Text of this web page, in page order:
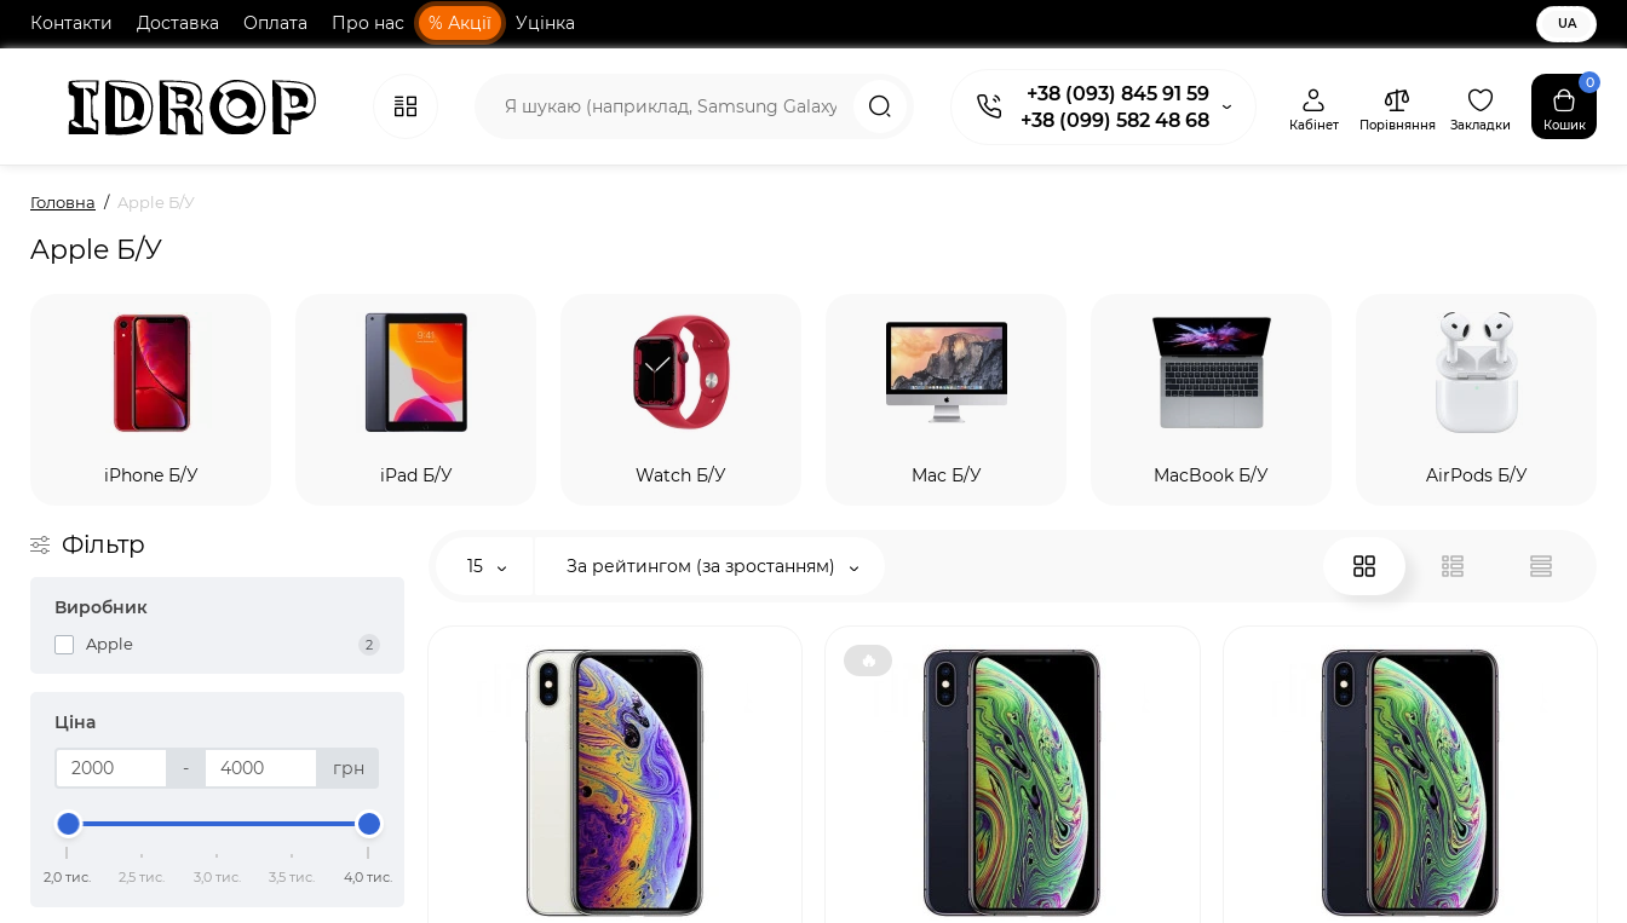
Контакти Доставка Оплата Про нас % Акції Уцінка UA
+38 (093) 845 91 59
+38 (099) 582 48 68
Кабінет Порівняння Закладки
0
Кошик
Головна Apple Б/У
Apple Б/У
iPhone Б/У iPad Б/У Watch Б/У Mac Б/У MacBook Б/У AirPods Б/У
Фільтр
Виробник
Apple 2
Ціна
- грн
2,0 тис. 2,5 тис. 3,0 тис. 3,5 тис. 4,0 тис.
15 За рейтингом (за зростанням)
🔥